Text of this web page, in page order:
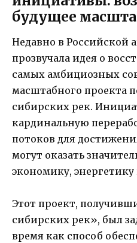
будущее
Недавно в Российской
прозвучала идея о
самых амбициозных
масштабного проекта
сибирских рек.
кардинальную
потоков для
могут оказать
экономику,
Этот проект,
сибирских рек», был
время как способ